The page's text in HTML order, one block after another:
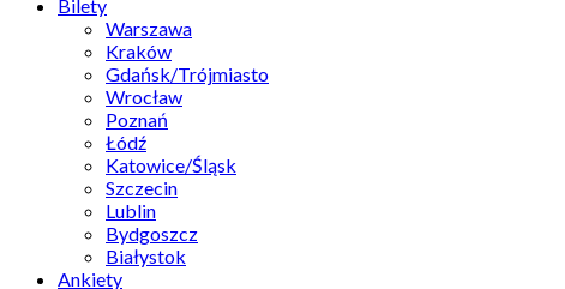
Bilety
Warszawa
Kraków
Gdańsk/Trójmiasto
Wrocław
Poznań
Łódź
Katowice/Śląsk
Szczecin
Lublin
Bydgoszcz
Białystok
Ankiety